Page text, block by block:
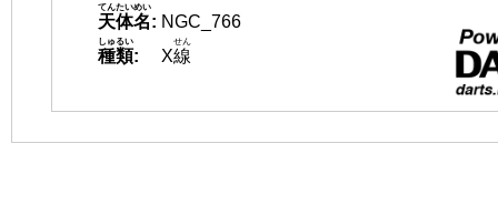
天体名
てんたいめい
: NGC_766
種類
しゅるい
: X線
せん